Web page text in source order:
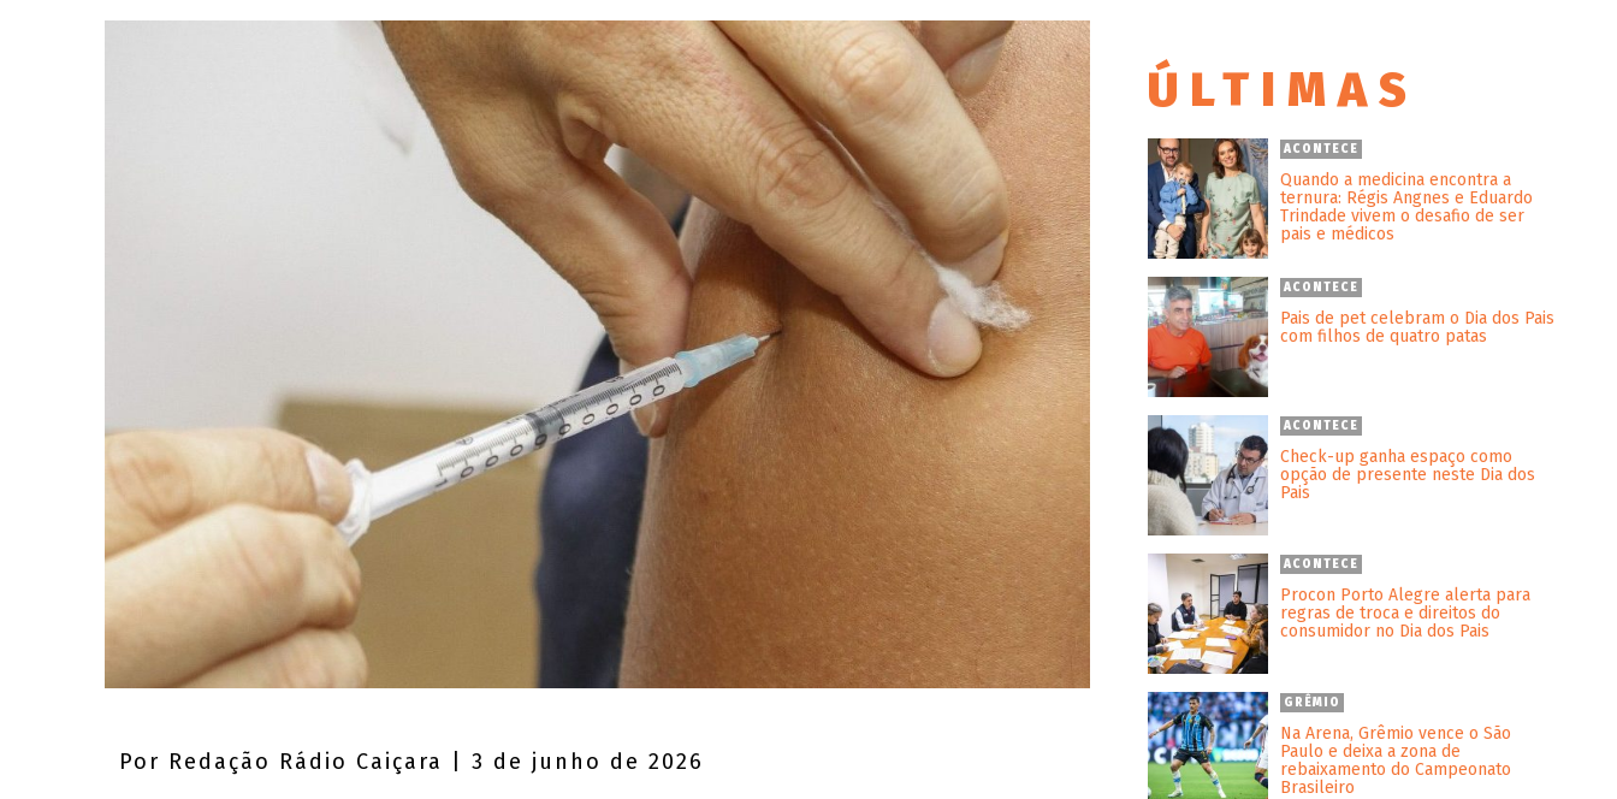
Por Redação Rádio Caiçara | 3 de junho de 2026
ÚLTIMAS
ACONTECE
Quando a medicina encontra a
ternura: Régis Angnes e Eduardo
Trindade vivem o desafio de ser
pais e médicos
ACONTECE
Pais de pet celebram o Dia dos Pais
com filhos de quatro patas
ACONTECE
Check-up ganha espaço como
opção de presente neste Dia dos
Pais
ACONTECE
Procon Porto Alegre alerta para
regras de troca e direitos do
consumidor no Dia dos Pais
GRÊMIO
Na Arena, Grêmio vence o São
Paulo e deixa a zona de
rebaixamento do Campeonato
Brasileiro